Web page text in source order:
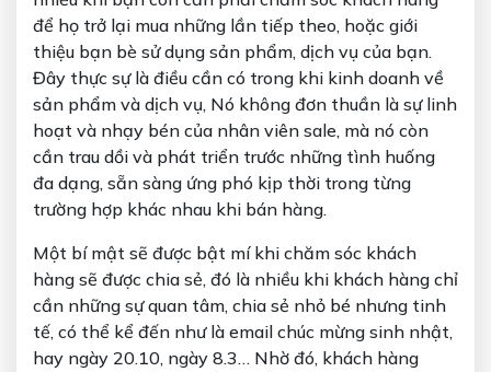
để họ trở lại mua những lần tiếp theo, hoặc giới
thiệu bạn bè sử dụng sản phẩm, dịch vụ của bạn.
Đây thực sự là điều cần có trong khi kinh doanh về
sản phẩm và dịch vụ, Nó không đơn thuần là sự linh
hoạt và nhạy bén của nhân viên sale, mà nó còn
cần trau dồi và phát triển trước những tình huống
đa dạng, sẵn sàng ứng phó kịp thời trong từng
trường hợp khác nhau khi bán hàng.
Một bí mật sẽ được bật mí khi chăm sóc khách
hàng sẽ được chia sẻ, đó là nhiều khi khách hàng chỉ
cần những sự quan tâm, chia sẻ nhỏ bé nhưng tinh
tế, có thể kể đến như là email chúc mừng sinh nhật,
hay ngày 20.10, ngày 8.3… Nhờ đó, khách hàng